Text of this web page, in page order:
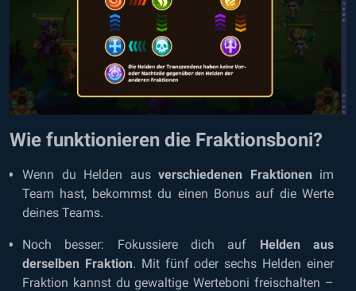
Wie funktionieren die Fraktionsboni?
Wenn du Helden aus verschiedenen Fraktionen im
Team hast, bekommst du einen Bonus auf die Werte
deines Teams.
Noch besser: Fokussiere dich auf Helden aus
derselben Fraktion. Mit fünf oder sechs Helden einer
Fraktion kannst du gewaltige Werteboni freischalten –